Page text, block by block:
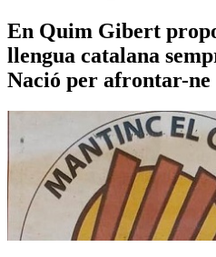
En Quim Gibert
llengua catalana
Nació per afrontar-ne